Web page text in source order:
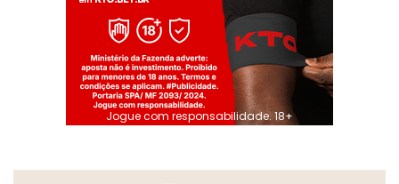
Jogue com responsabilidade. 18+